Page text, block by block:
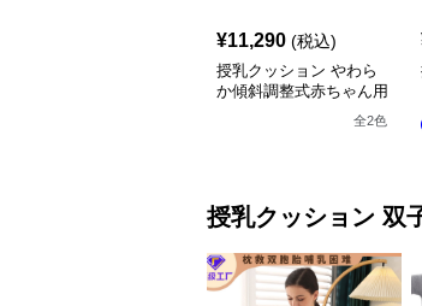
¥11,290 (税込)
授乳クッション やわら
か傾斜調整式赤ちゃん用
全2色
授乳クッション 双